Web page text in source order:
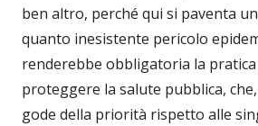
ben altro, perché qui si paventa
quanto inesistente pericolo
renderebbe obbligatoria la pratica
proteggere la salute pubblica,
gode della priorità rispetto alle